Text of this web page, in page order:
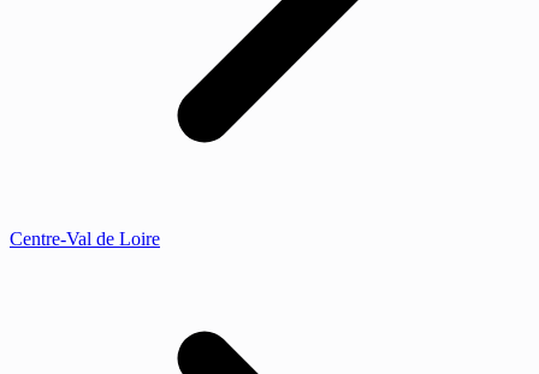
Centre-Val de Loire